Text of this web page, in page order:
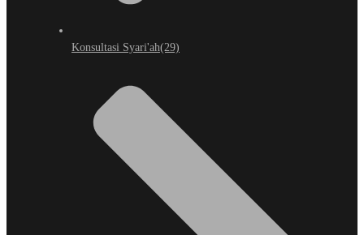
Konsultasi Syari'ah(29)